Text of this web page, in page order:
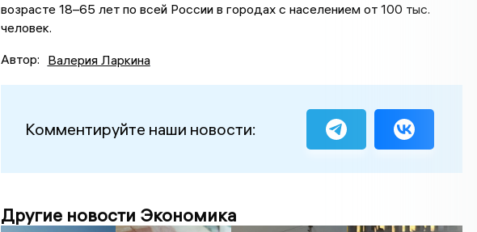
возрасте 18–65 лет по всей России в городах с населением от 100 тыс.
человек.
Автор: Валерия Ларкина
Комментируйте наши новости:
Другие новости Экономика